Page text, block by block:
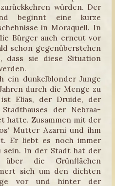
würden. Der
beginnt eine kurze
in Moraquell. In
Bürger auch erneut vor
schon gegenüberstehen
dass sie diese Situation
ein dunkelblonder Junge
durch die Menge zu
Elias, der Druide, der
der Nebraa-
hatte. Zusammen mit der
Mutter Azarni und ihm
Er liebt es noch immer
sein. In der Stadt hat der
die Grünflächen
sich um den dichten
vor und hinter der